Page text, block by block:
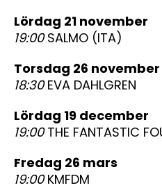
lördag 21 november
19:00SALMO (ITA)
torsdag 26 november
18:30EVA DAHLGREN
lördag 19 december
19:00THE FANTASTIC
fredag 26 mars
19:00KMFDM